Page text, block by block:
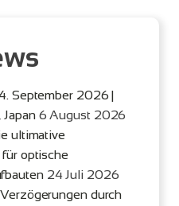
September 2026 |
6 August 2026
ultimative
optische
24 Juli 2026
durch